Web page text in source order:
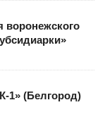
воронежского
1» (Белгород)